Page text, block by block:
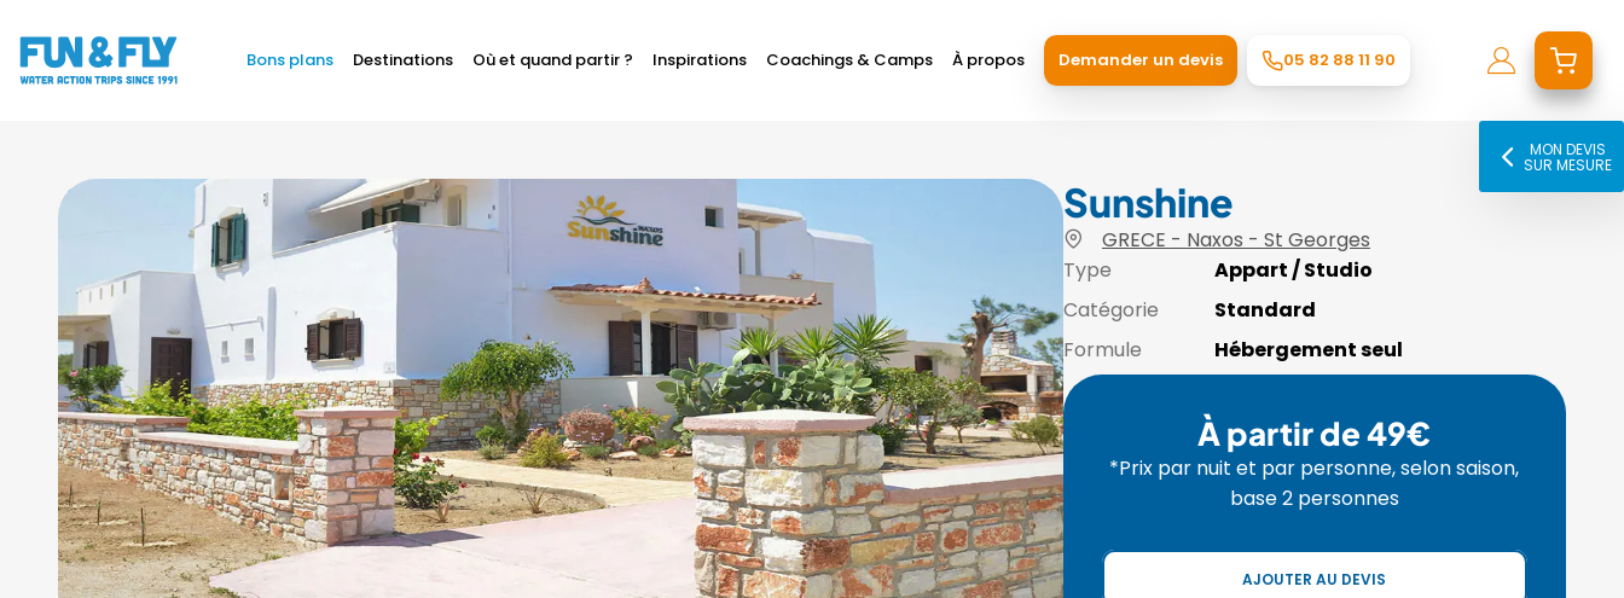
OÙ ET QUAND PARTIR ?
COACHINGS & CAMPS
À PROPOS
BON CADEAU
LE BLOG RIDER
DEMANDER UN DEVIS
Bons plans Destinations Où et quand partir ? Inspirations Coachings & Camps À propos Demander un devis 05 82 88 11 90
1/5 Sunshine
GRECE - Naxos - St Georges
Type
Appart / Studio
Catégorie
Standard
Formule
Hébergement seul
À partir de 49€
*Prix par nuit et par personne, selon saison,
base 2 personnes
AJOUTER AU DEVIS
MON DEVIS
SUR MESURE